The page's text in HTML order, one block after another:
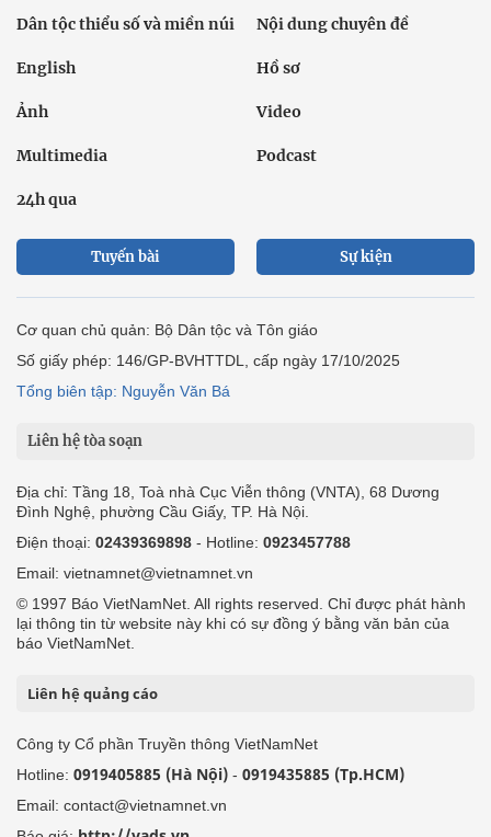
Dân tộc thiểu số và miền núi Nội dung chuyên đề
English Hồ sơ
Ảnh Video
Multimedia Podcast
24h qua
Tuyến bài Sự kiện
Cơ quan chủ quản: Bộ Dân tộc và Tôn giáo
Số giấy phép: 146/GP-BVHTTDL, cấp ngày 17/10/2025
Tổng biên tập: Nguyễn Văn Bá
Liên hệ tòa soạn
Địa chỉ: Tầng 18, Toà nhà Cục Viễn thông (VNTA), 68 Dương
Đình Nghệ, phường Cầu Giấy, TP. Hà Nội.
Điện thoại: 02439369898 - Hotline: 0923457788
Email: vietnamnet@vietnamnet.vn
© 1997 Báo VietNamNet. All rights reserved. Chỉ được phát hành
lại thông tin từ website này khi có sự đồng ý bằng văn bản của
báo VietNamNet.
Liên hệ quảng cáo
Công ty Cổ phần Truyền thông VietNamNet
Hotline: 0919405885 (Hà Nội) - 0919435885 (Tp.HCM)
Email: contact@vietnamnet.vn